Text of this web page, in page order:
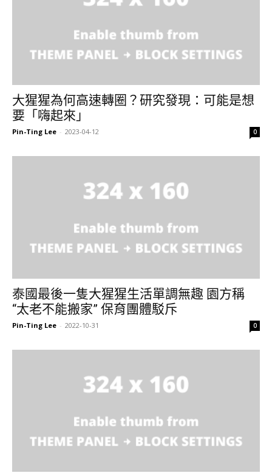
大猩猩為何高速轉圈？研究發現：可能是想
要「嗨起來」
Pin-Ting Lee - 2023-04-12 0
泰國最後一隻大猩猩生活單調無趣 園方稱
“太老不能搬家” 保育團體駁斥
Pin-Ting Lee - 2022-10-31 0